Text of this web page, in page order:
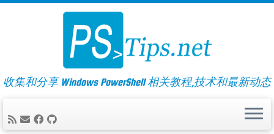
Skip
收集和分享 Windows PowerShell 相关教程,技术和最新动态